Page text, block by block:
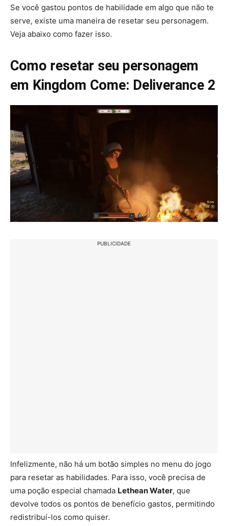
Se você gastou pontos de habilidade em algo que não te
serve, existe uma maneira de resetar seu personagem.
Veja abaixo como fazer isso.
Como resetar seu personagem
em Kingdom Come: Deliverance 2
PUBLICIDADE
Infelizmente, não há um botão simples no menu do jogo
para resetar as habilidades. Para isso, você precisa de
uma poção especial chamada Lethean Water, que
devolve todos os pontos de benefício gastos, permitindo
redistribuí-los como quiser.